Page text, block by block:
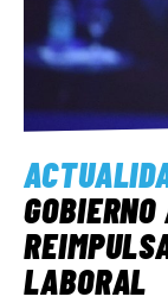
LABORAL